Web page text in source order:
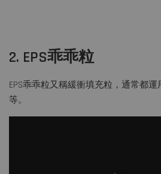
2. EPS乖乖粒
EPS乖乖粒又稱緩衝填充粒，通常都
等。